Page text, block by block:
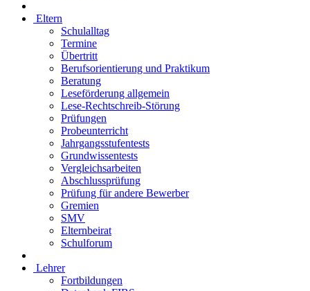
Eltern
Schulalltag
Termine
Übertritt
Berufsorientierung und Praktikum
Beratung
Leseförderung allgemein
Lese-Rechtschreib-Störung
Prüfungen
Probeunterricht
Jahrgangsstufentests
Grundwissentests
Vergleichsarbeiten
Abschlussprüfung
Prüfung für andere Bewerber
Gremien
SMV
Elternbeirat
Schulforum
Lehrer
Fortbildungen